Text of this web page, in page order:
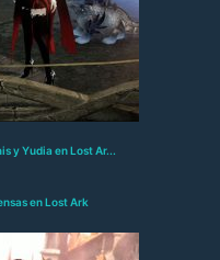
y Yudia en Lost Ar...
en Lost Ark